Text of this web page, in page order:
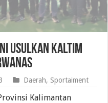
Usulkan Kaltim
Daerah, Sportaiment
Kalimantan